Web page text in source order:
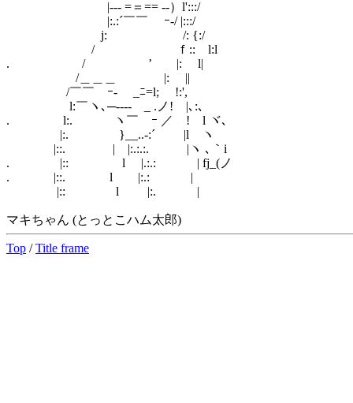
|-‐‐ =＝== ‐-）l':::/
|:.:´￣￣ ｰ-/ |:::/
j: /: {:/
/ ｆ:: l:l
. / ’ |: l|
/＿＿＿ |: ||
/￣￣ ｰ- ￣_ﾆ=l; !:',
l:￣ヽ､─‐--- _ .ノ! |､:､
. l:. ヽ￣ ｰ ／ ! l ヾ､
|:. }__..-:´ |l ヽ
|::. | |:.:.:. |ヽ ､｀i
. |:: l |.:.: | fj_(ノ
. |::. l |:.: |
|:: l |:. |
マキちゃん (とっとこハム太郎)
Top /Title frame